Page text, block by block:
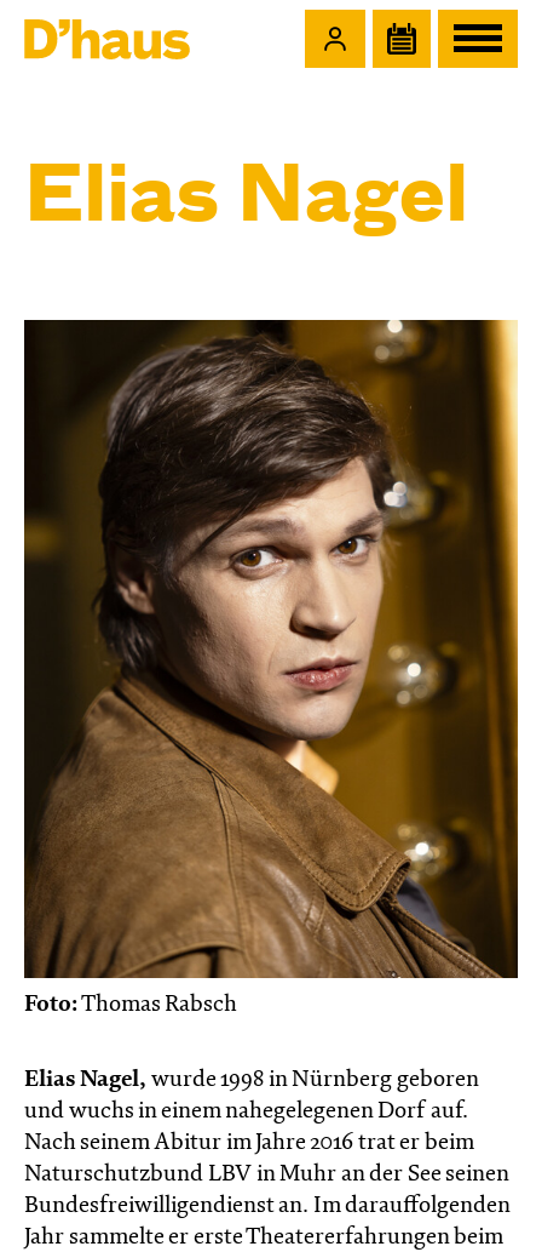
Elias Nagel
Foto:Thomas Rabsch
Elias Nagel, wurde 1998 in Nürnberg geboren
und wuchs in einem nahegelegenen Dorf auf.
Nach seinem Abitur im Jahre 2016 trat er beim
Naturschutzbund LBV in Muhr an der See seinen
Bundesfreiwilligendienst an. Im darauffolgenden
Jahr sammelte er erste Theatererfahrungen beim